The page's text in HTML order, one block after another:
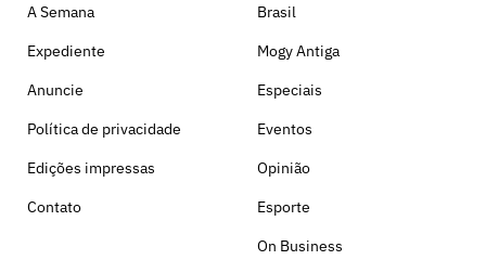
A Semana
Expediente
Anuncie
Política de privacidade
Edições impressas
Contato
Brasil
Mogy Antiga
Especiais
Eventos
Opinião
Esporte
On Business